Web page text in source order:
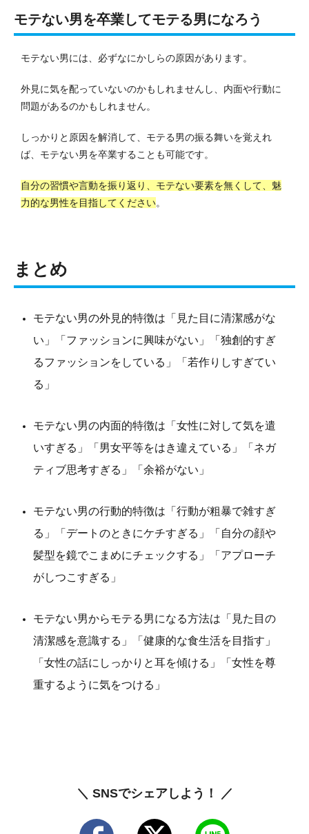
モテない男を卒業してモテる男になろう
モテない男には、必ずなにかしらの原因があります。
外見に気を配っていないのかもしれませんし、内面や行動に
問題があるのかもしれません。
しっかりと原因を解消して、モテる男の振る舞いを覚えれ
ば、モテない男を卒業することも可能です。
自分の習慣や言動を振り返り、モテない要素を無くして、魅
力的な男性を目指してください。
まとめ
モテない男の外見的特徴は「見た目に清潔感がな
い」「ファッションに興味がない」「独創的すぎ
るファッションをしている」「若作りしすぎてい
る」
モテない男の内面的特徴は「女性に対して気を遣
いすぎる」「男女平等をはき違えている」「ネガ
ティブ思考すぎる」「余裕がない」
モテない男の行動的特徴は「行動が粗暴で雑すぎ
る」「デートのときにケチすぎる」「自分の顔や
髪型を鏡でこまめにチェックする」「アプローチ
がしつこすぎる」
モテない男からモテる男になる方法は「見た目の
清潔感を意識する」「健康的な食生活を目指す」
「女性の話にしっかりと耳を傾ける」「女性を尊
重するように気をつける」
＼ SNSでシェアしよう！ ／